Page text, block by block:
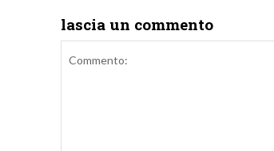
lascia un commento